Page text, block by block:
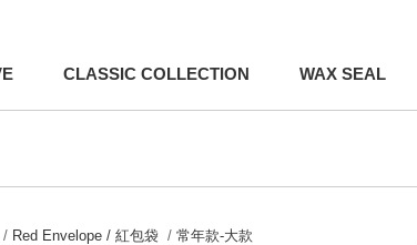
CLASSIC COLLECTION WAX SEAL
/ Red Envelope / 紅包袋 / 常年款-大款